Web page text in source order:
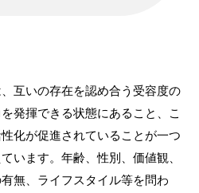
互いの存在を認め合う受容度の
発揮できる状態にあること、こ
化が促進されていることが一つ
います。年齢、性別、価値観、
無、ライフスタイル等を問わ